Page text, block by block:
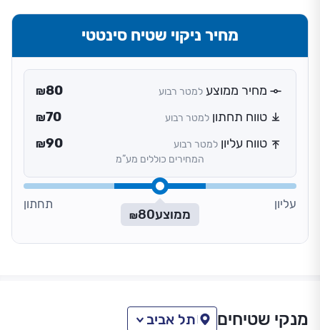
מחיר ניקוי שטיח סינטטי
מחיר ממוצע למטר רבוע ₪80
טווח תחתון למטר רבוע ₪70
טווח עליון למטר רבוע ₪90
המחירים כוללים מע”מ
עליון
ממוצע ₪80
תחתון
מנקי שטיחים תל אביב